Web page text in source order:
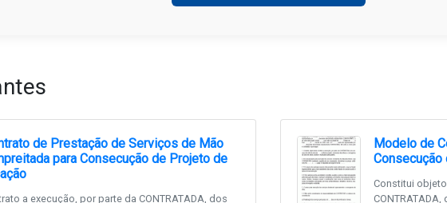
de Prestação de Serviços de Mão
para Consecução de Projeto de
a execução, por parte da CONTRATADA, dos
Modelo de
Consecução
Constitui